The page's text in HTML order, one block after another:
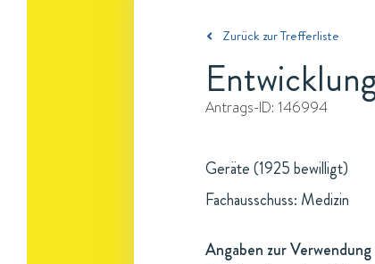
Zurück zur Trefferliste
Antrags-ID: 146994
Geräte (1925 bewilligt)
Fachausschuss: Medizin
Angaben zur